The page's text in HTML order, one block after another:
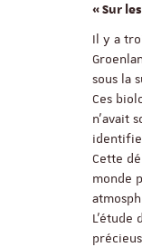
« Sur
Il y a
sous la
Ces
n’avait
Cette
monde